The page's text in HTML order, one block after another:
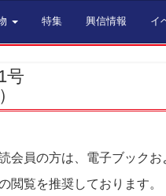
特集 興信情報 イ
号
会員の方は、電子ブックお
閲覧を推奨しております。